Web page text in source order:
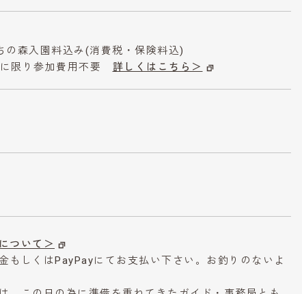
森入園料込み (消費税・保険料込)
限り参加費用不要 詳しくはこちら＞
ついて＞
もしくはPayPayにてお支払い下さい。お釣りのないよ